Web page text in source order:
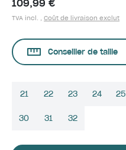
109,99 €
TVA incl. , Coût de livraison exclut
Conseiller de taille
21 22 23 24 25
30 31 32